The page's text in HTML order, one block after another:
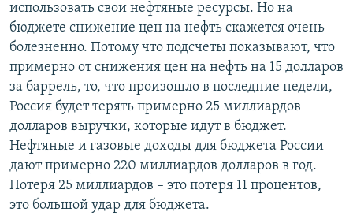
использовать свои нефтяные ресурсы. Но на
бюджете снижение цен на нефть скажется очень
болезненно. Потому что подсчеты показывают, что
примерно от снижения цен на нефть на 15 долларов
за баррель, то, что произошло в последние недели,
Россия будет терять примерно 25 миллиардов
долларов выручки, которые идут в бюджет.
Нефтяные и газовые доходы для бюджета России
дают примерно 220 миллиардов долларов в год.
Потеря 25 миллиардов – это потеря 11 процентов,
это большой удар для бюджета.